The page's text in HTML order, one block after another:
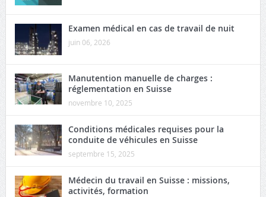
Examen médical en cas de travail de nuit
juin 06, 2026
Manutention manuelle de charges :
réglementation en Suisse
novembre 10, 2025
Conditions médicales requises pour la
conduite de véhicules en Suisse
septembre 15, 2025
Médecin du travail en Suisse : missions,
activités, formation